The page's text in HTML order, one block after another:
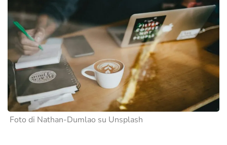
Foto di Nathan-Dumlao su Unsplash